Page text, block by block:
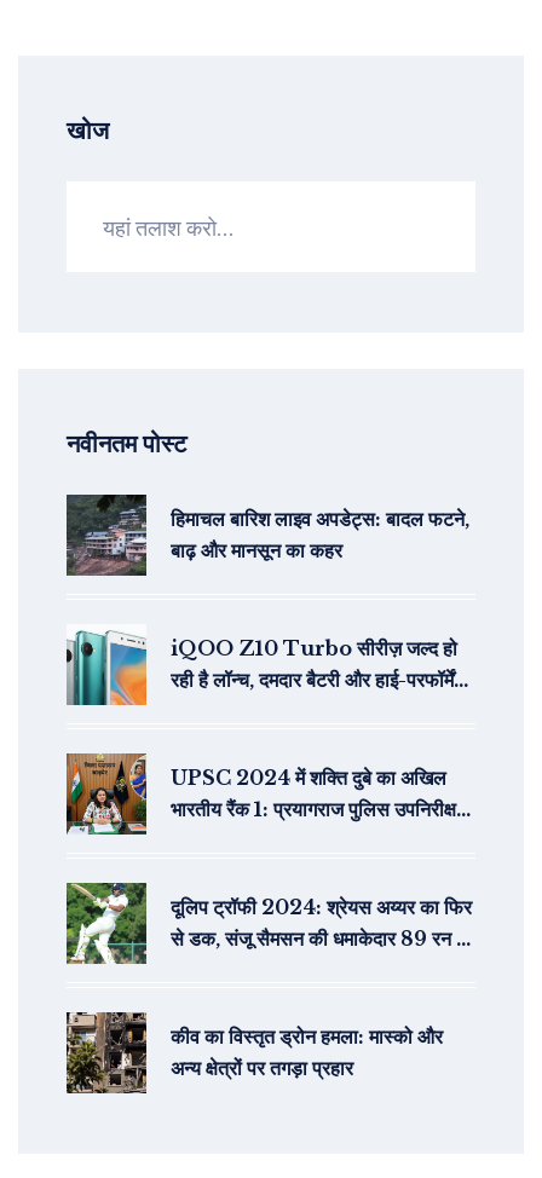
खोज
नवीनतम पोस्ट
हिमाचल बारिश लाइव अपडेट्स: बादल फटने,
बाढ़ और मानसून का कहर
iQOO Z10 Turbo सीरीज़ जल्द हो
रही है लॉन्च, दमदार बैटरी और हाई-परफॉर्मेंस
UPSC 2024 में शक्ति दुबे का अखिल
भारतीय रैंक 1: प्रयागराज पुलिस उपनिरीक्षक
दूलिप ट्रॉफी 2024: श्रेयस अय्यर का फिर
से डक, संजू सैमसन की धमाकेदार 89 रन की
कीव का विस्तृत ड्रोन हमला: मास्को और
अन्य क्षेत्रों पर तगड़ा प्रहार